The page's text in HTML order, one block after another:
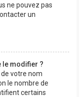
ne pouvez pas
un
le modifier ?
de votre nom
le nombre de
certains